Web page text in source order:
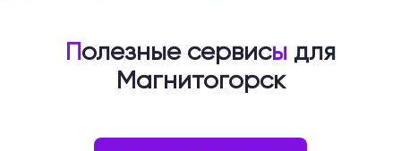
Полезные сервисы для
Магнитогорск